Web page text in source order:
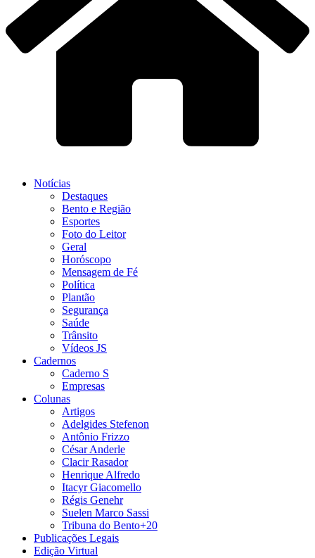
Notícias
Destaques
Bento e Região
Esportes
Foto do Leitor
Geral
Horóscopo
Mensagem de Fé
Política
Plantão
Segurança
Saúde
Trânsito
Vídeos JS
Cadernos
Caderno S
Empresas
Colunas
Artigos
Adelgides Stefenon
Antônio Frizzo
César Anderle
Clacir Rasador
Henrique Alfredo
Itacyr Giacomello
Régis Genehr
Suelen Marco Sassi
Tribuna do Bento+20
Publicações Legais
Edição Virtual